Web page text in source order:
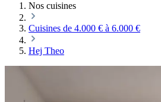
Nos cuisines
Cuisines de 4.000 € à 6.000 €
Hej Theo